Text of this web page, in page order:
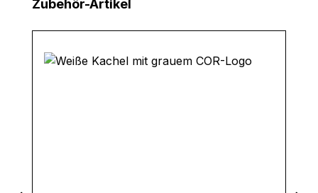
Zubehör-Artikel